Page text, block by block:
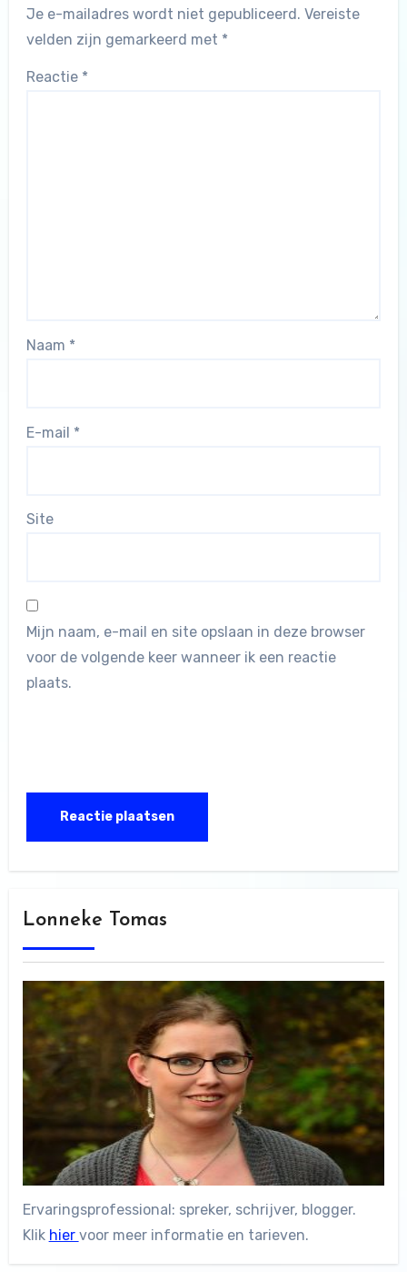
Je e-mailadres wordt niet gepubliceerd. Vereiste
velden zijn gemarkeerd met *
Reactie *
Naam *
E-mail *
Site
Mijn naam, e-mail en site opslaan in deze browser
voor de volgende keer wanneer ik een reactie
plaats.
Lonneke Tomas
Ervaringsprofessional: spreker, schrijver, blogger.
Klik hier voor meer informatie en tarieven.